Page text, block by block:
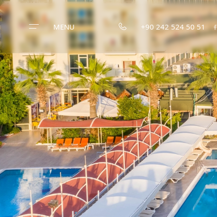
Startseite
Armas Beach
Unsere
Zimmer
MENU +90 242 524 50 51